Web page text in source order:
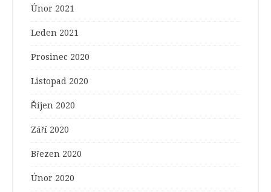
Únor 2021
Leden 2021
Prosinec 2020
Listopad 2020
Říjen 2020
Září 2020
Březen 2020
Únor 2020